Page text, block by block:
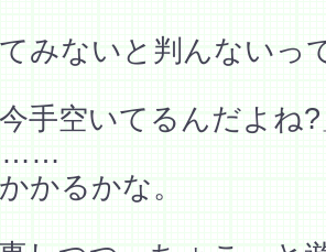
みないと判んないっ
手空いてるんだよね
……
かるかな。